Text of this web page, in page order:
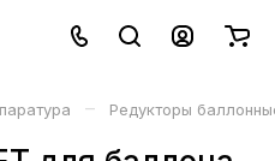
– Редукторы